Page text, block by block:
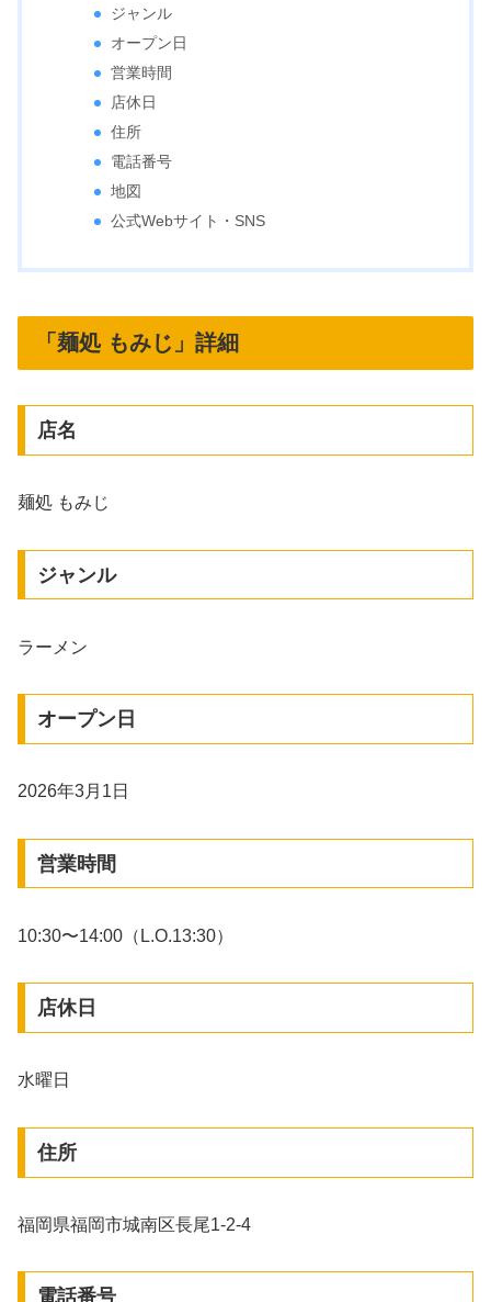
ジャンル
オープン日
営業時間
店休日
住所
電話番号
地図
公式Webサイト・SNS
「麺処 もみじ」詳細
店名
麺処 もみじ
ジャンル
ラーメン
オープン日
2026年3月1日
営業時間
10:30〜14:00（L.O.13:30）
店休日
水曜日
住所
福岡県福岡市城南区長尾1-2-4
電話番号